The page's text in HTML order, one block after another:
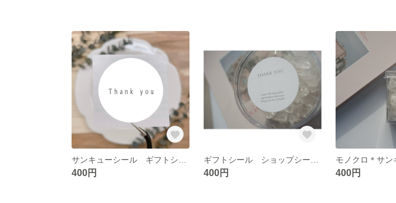
400円 400円 400円